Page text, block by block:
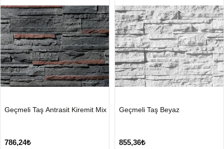
GÖNDERİ
Geçmeli Taş Antrasit Kiremit Mix
786,24₺
GÖNDERİ
Geçmeli Taş Beyaz
855,36₺